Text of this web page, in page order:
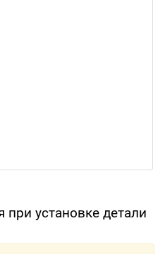
при установке детали